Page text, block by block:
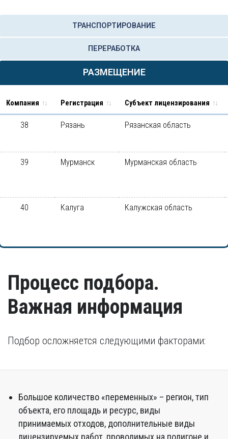
ТРАНСПОРТИРОВАНИЕ
ПЕРЕРАБОТКА
РАЗМЕЩЕНИЕ
Компания Регистрация Субъект лицензирования
38 Рязань Рязанская область
39 Мурманск Мурманская область
40 Калуга Калужская область
Процесс подбора.
Важная информация
Подбор осложняется следующими факторами:
Большое количество «переменных» – регион, тип
объекта, его площадь и ресурс, виды
принимаемых отходов, дополнительные виды
лицензируемых работ, проводимых на полигоне и